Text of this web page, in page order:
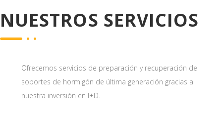
NUESTROS SERVICIOS
Ofrecemos servicios de preparación y recuperación de
soportes de hormigón de última generación gracias a
nuestra inversión en I+D.